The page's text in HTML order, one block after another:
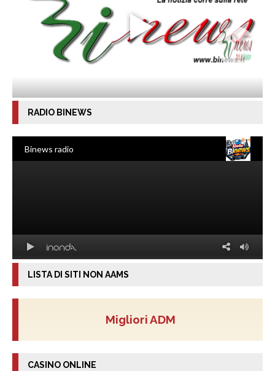
RADIO BINEWS
LISTA DI SITI NON AAMS
Migliori ADM
CASINO ONLINE